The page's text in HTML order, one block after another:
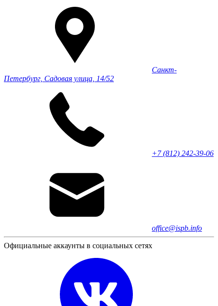
Санкт-
Петербург, Садовая улица, 14/52
+7 (812) 242-39-06
office@ispb.info
Официальные аккаунты в социальных сетях